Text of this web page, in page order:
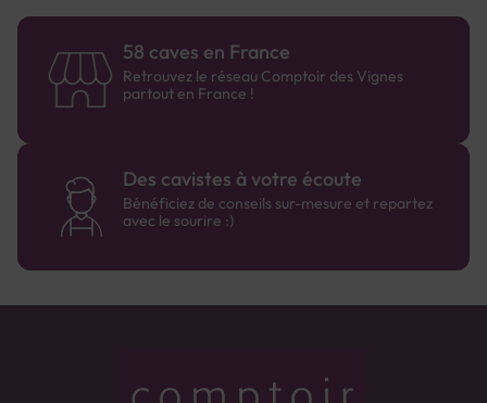
58 caves en France
Retrouvez le réseau Comptoir des Vignes
partout en France !
Des cavistes à votre écoute
Bénéficiez de conseils sur-mesure et repartez
avec le sourire :)